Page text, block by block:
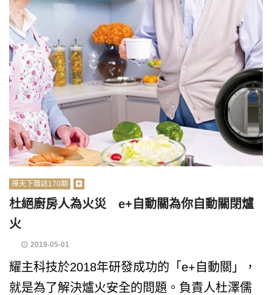
禪天下雜誌170期
杜絕廚房人為火災 e+自動關為你自動關閉爐
火
2019-05-01
耀主科技於2018年研發成功的「e+自動關」，
就是為了解決爐火安全的問題。負責人杜澤儒